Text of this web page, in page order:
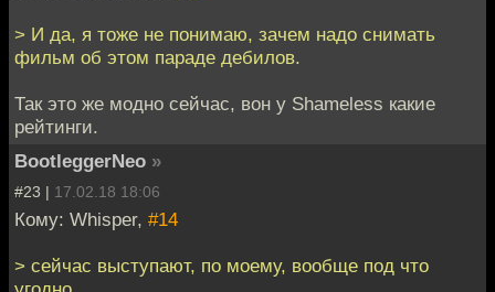
> И да, я тоже не понимаю, зачем надо снимать
фильм об этом параде дебилов.
Так это же модно сейчас, вон у Shameless какие
рейтинги.
BootleggerNeo »
#23 | 17.02.18 18:06
Кому: Whisper, #14
> сейчас выступают, по моему, вообще под что